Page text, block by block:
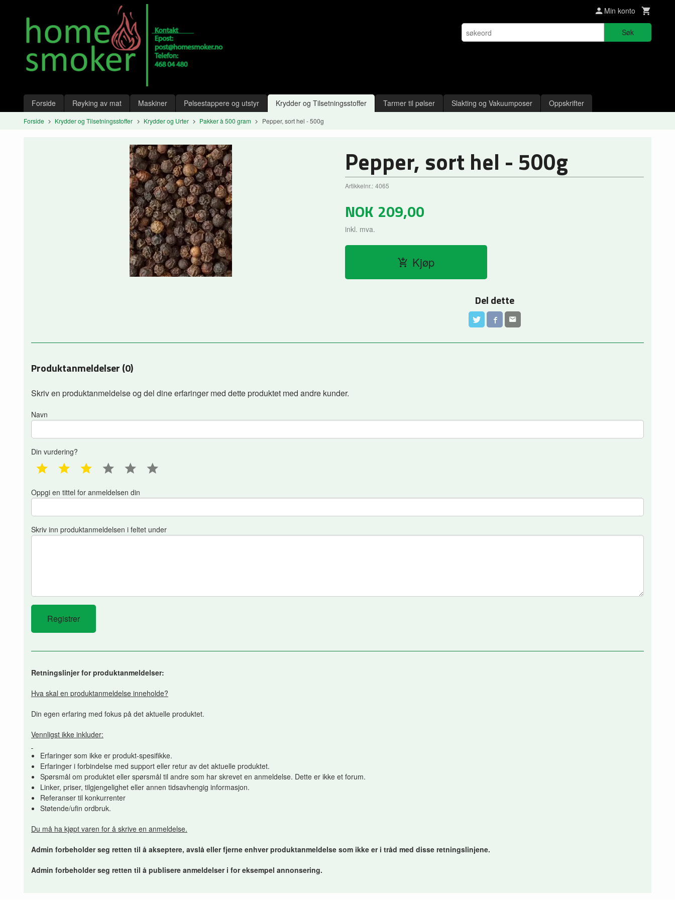
innholdet
Min konto
Søk
Produkter
Forside Røyking av mat Maskiner Pølsestappere og utstyr Krydder og Tilsetningsstoffer Tarmer til pølser Slakting og Vakuumposer Oppskrifter
Forside Krydder og Tilsetningsstoffer Krydder og Urter Pakker à 500 gram Pepper, sort hel - 500g
Pepper, sort hel - 500g
Artikkelnr.: 4065
NOK 209,00
inkl. mva.
Kjøp
Del dette
Produktanmeldelser (0)
Skriv en produktanmeldelse og del dine erfaringer med dette produktet med andre kunder.
Navn
Din vurdering?
1 star 2 star 3 star 4 star 5 star
Oppgi en tittel for anmeldelsen din
Skriv inn produktanmeldelsen i feltet under
Retningslinjer for produktanmeldelser:
Hva skal en produktanmeldelse inneholde?
Din egen erfaring med fokus på det aktuelle produktet.
Vennligst ikke inkluder:
Erfaringer som ikke er produkt-spesifikke.
Erfaringer i forbindelse med support eller retur av det aktuelle produktet.
Spørsmål om produktet eller spørsmål til andre som har skrevet en anmeldelse. Dette er ikke et forum.
Linker, priser, tilgjengelighet eller annen tidsavhengig informasjon.
Referanser til konkurrenter
Støtende/ufin ordbruk.
Du må ha kjøpt varen for å skrive en anmeldelse.
Admin forbeholder seg retten til å akseptere, avslå eller fjerne enhver produktanmeldelse som ikke er i tråd med disse retningslinjene.
Admin forbeholder seg retten til å publisere anmeldelser i for eksempel annonsering.